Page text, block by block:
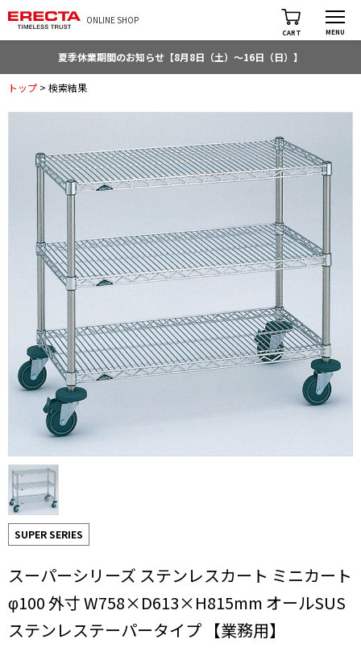
ONLINE SHOP
CART MENU
夏季休業期間のお知らせ【8月8日（土）～16日（日）】
トップ > 検索結果
SUPER SERIES
スーパーシリーズ ステンレスカート ミニカート
φ100 外寸 W758×D613×H815mm オールSUS
ステンレステーパータイプ 【業務用】